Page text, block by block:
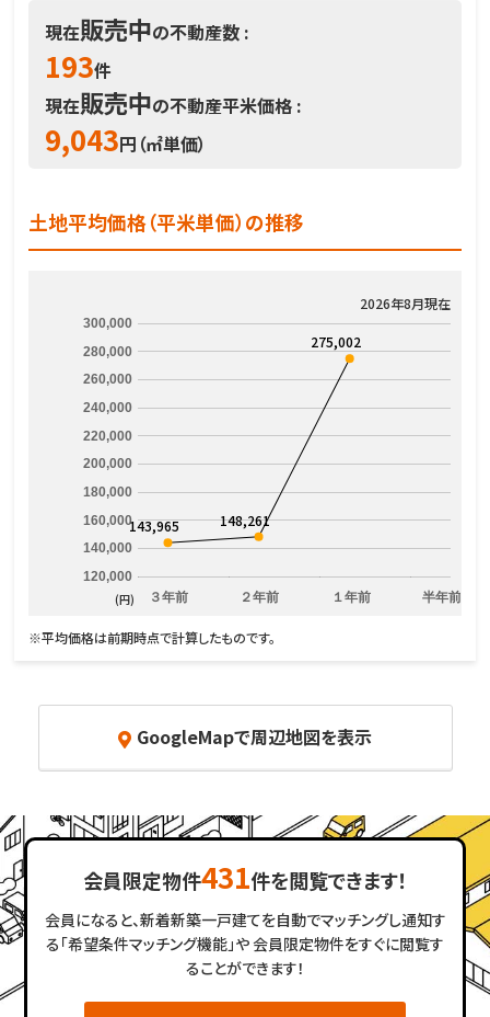
現在販売中の不動産数 :
193件
現在販売中の不動産平米価格 :
9,043円（㎡単価）
土地平均価格（平米単価）の推移
2026年8月現在
３年前 ２年前 １年前 半年前
120,000
140,000
160,000
180,000
200,000
220,000
240,000
260,000
280,000
300,000
143,965 148,261
275,002
(円)
※平均価格は前期時点で計算したものです。
GoogleMapで周辺地図を表示
会員限定物件431件を閲覧できます！
会員になると、新着新築一戸建てを自動でマッチングし通知す
る「希望条件マッチング機能」や会員限定物件をすぐに閲覧す
ることができます！